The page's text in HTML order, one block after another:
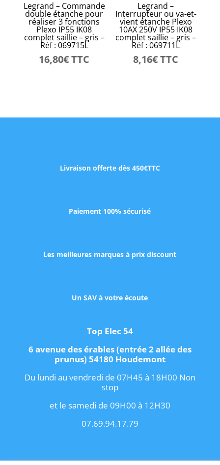
Legrand – Commande
double étanche pour
réaliser 3 fonctions
Plexo IP55 IK08
complet saillie – gris –
Réf : 069715L
16,80€TTC
Legrand –
Interrupteur ou va-et-
vient étanche Plexo
10AX 250V IP55 IK08
complet saillie – gris –
Réf : 069711L
8,16€TTC
Livraison offerte dès 450€TTC
Paiement 100% sécurisé
Les meilleures marques à prix discount
Un SAV à votre écoute
Top Elec 54
6 avenue des érables (entrée 2 allée des
prunus) 54180 Houdemont
Du lundi au vendredi de 07H45 à 18H00 Non
stop
et le samedi de 09H00 à 12H30
07.69.94.17.79